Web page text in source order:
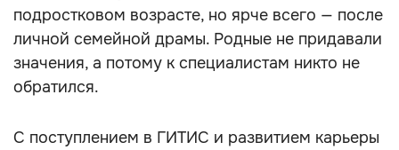
подростковом возрасте, но ярче всего — после
личной семейной драмы. Родные не придавали
значения, а потому к специалистам никто не
обратился.
С поступлением в ГИТИС и развитием карьеры